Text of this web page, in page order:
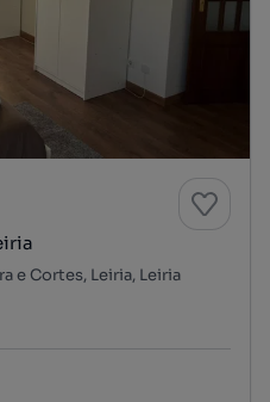
e Cortes, Leiria, Leiria